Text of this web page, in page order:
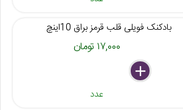
بادکنک فویلی قلب قرمز براق 10اینچ
۱۷,۰۰۰ تومان
delete
remove
add
عدد